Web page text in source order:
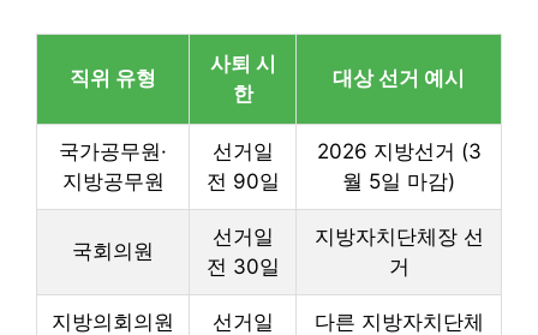
직위 유형
사퇴 시
한
대상 선거 예시
국가공무원·
지방공무원
선거일
전 90일
2026 지방선거 (3
월 5일 마감)
국회의원
선거일
전 30일
지방자치단체장 선
거
지방의회의원
선거일
다른 지방자치단체